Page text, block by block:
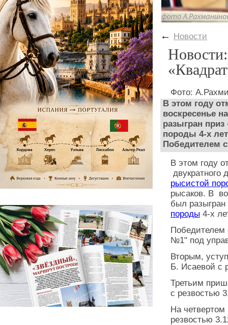
← Новости
Фото:
В этом году
воскресенье
разыгран
породы 4-х
Победителем
В этом году
двукратного
рысистой
рысаков. В
был
породы 4-х
Победителем
№1" под
Вторым,
Б. Исаевой с
Третьим
с резвостью
На
резвостью